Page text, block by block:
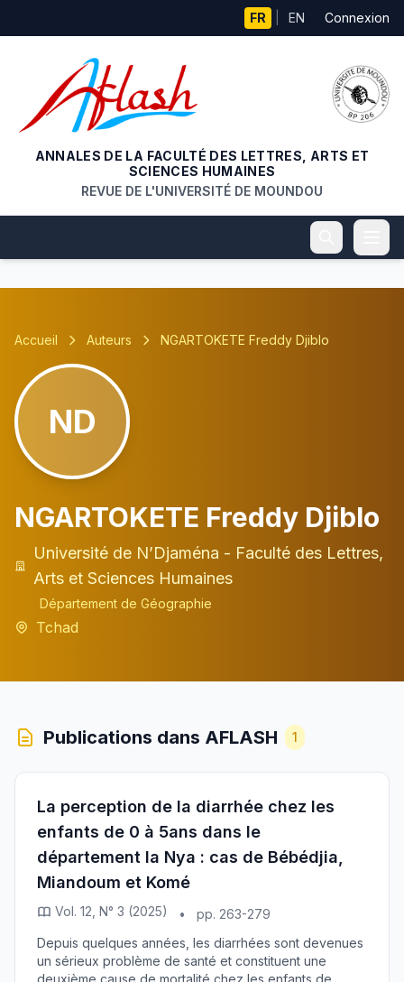
FR EN Connexion
ANNALES DE LA FACULTÉ DES LETTRES, ARTS ET
SCIENCES HUMAINES
REVUE DE L'UNIVERSITÉ DE MOUNDOU
Accueil Auteurs NGARTOKETE Freddy Djiblo
ND
NGARTOKETE Freddy Djiblo
Université de N’Djaména - Faculté des Lettres,
Arts et Sciences Humaines
Département de Géographie
Tchad
Publications dans AFLASH 1
La perception de la diarrhée chez les
enfants de 0 à 5ans dans le
département la Nya : cas de Bébédjia,
Miandoum et Komé
Vol. 12, N° 3 (2025) •
pp. 263-279
Depuis quelques années, les diarrhées sont devenues
un sérieux problème de santé et constituent une
deuxième cause de mortalité chez les enfants de